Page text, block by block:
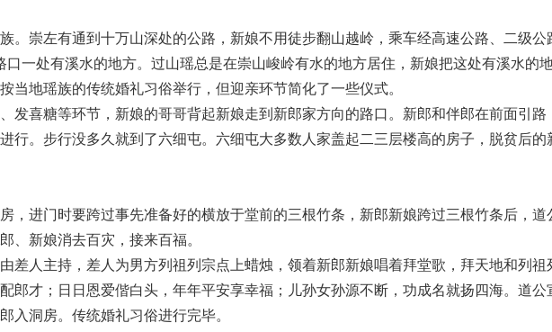
。崇左有通到十万山深处的公路，新娘不用徒步翻山越岭，乘车经高速公路、二级公
一处有溪水的地方。过山瑶总是在崇山峻岭有水的地方居住，新娘把这处有溪水的
当地瑶族的传统婚礼习俗举行，但迎亲环节简化了一些仪式。
发喜糖等环节，新娘的哥哥背起新娘走到新郎家方向的路口。新郎和伴郎在前面引路
行。步行没多久就到了六细屯。六细屯大多数人家盖起二三层楼高的房子，脱贫后的
，进门时要跨过事先准备好的横放于堂前的三根竹条，新郎新娘跨过三根竹条后，道
、新娘消去百灾，接来百福。
差人主持，差人为男方列祖列宗点上蜡烛，领着新郎新娘唱着拜堂歌，拜天地和列祖
郎才；日日恩爱偕白头，年年平安享幸福；儿孙女孙源不断，功成名就扬四海。道公
入洞房。传统婚礼习俗进行完毕。